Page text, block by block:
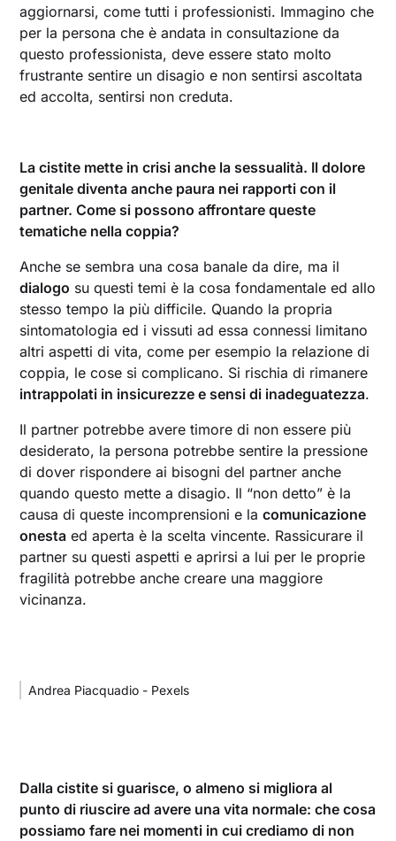
aggiornarsi, come tutti i professionisti. Immagino che
per la persona che è andata in consultazione da
questo professionista, deve essere stato molto
frustrante sentire un disagio e non sentirsi ascoltata
ed accolta, sentirsi non creduta.
La cistite mette in crisi anche la sessualità. Il dolore
genitale diventa anche paura nei rapporti con il
partner. Come si possono affrontare queste
tematiche nella coppia?
Anche se sembra una cosa banale da dire, ma il
dialogo su questi temi è la cosa fondamentale ed allo
stesso tempo la più difficile. Quando la propria
sintomatologia ed i vissuti ad essa connessi limitano
altri aspetti di vita, come per esempio la relazione di
coppia, le cose si complicano. Si rischia di rimanere
intrappolati in insicurezze e sensi di inadeguatezza.
Il partner potrebbe avere timore di non essere più
desiderato, la persona potrebbe sentire la pressione
di dover rispondere ai bisogni del partner anche
quando questo mette a disagio. Il “non detto” è la
causa di queste incomprensioni e lacomunicazione
onesta ed aperta è la scelta vincente. Rassicurare il
partner su questi aspetti e aprirsi a lui per le proprie
fragilità potrebbe anche creare una maggiore
vicinanza.
Andrea Piacquadio - Pexels
Dalla cistite si guarisce, o almeno si migliora al
punto di riuscire ad avere una vita normale: che cosa
possiamo fare nei momenti in cui crediamo di non